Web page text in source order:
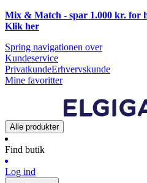
Mix & Match - spar 1.000 kr. for
Klik her
Spring navigationen over
Kundeservice
PrivatkundeErhvervskunde
Mine favoritter
Alle produkter
Find butik
Log ind